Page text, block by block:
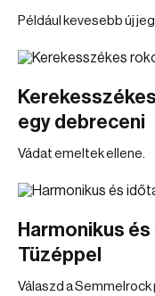
Például kevesebb új
egy debreceni
Vádat emeltek ellene.
Harmonikus
Tüzéppel
Válaszd a